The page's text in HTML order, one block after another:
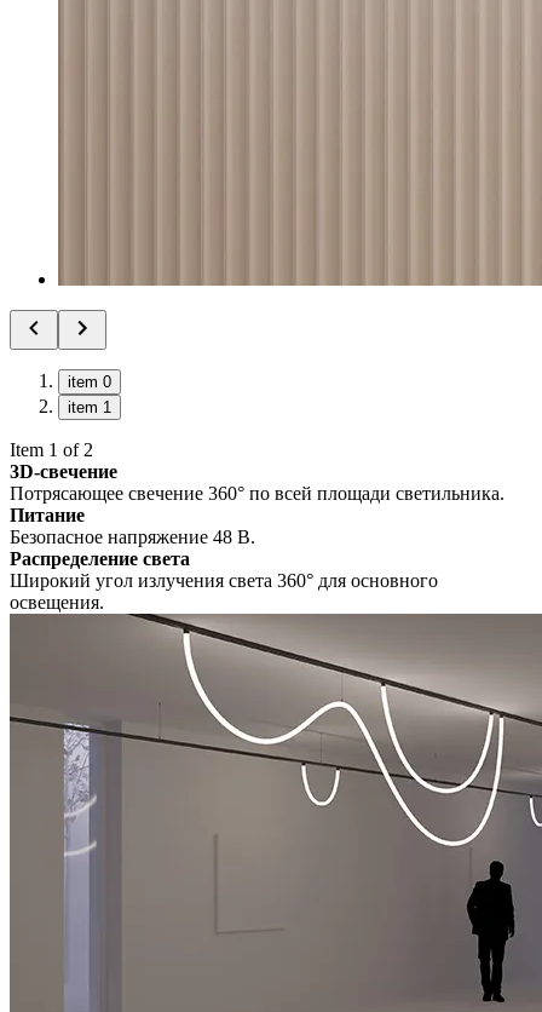
item 0
item 1
Item 1 of 2
3D-свечение
Потрясающее свечение 360° по всей площади светильника.
Питание
Безопасное напряжение 48 В.
Распределение света
Широкий угол излучения света 360° для основного
освещения.